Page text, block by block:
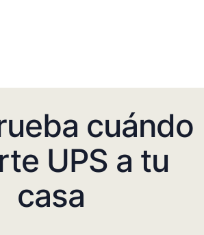
cuándo
UPS a tu
casa